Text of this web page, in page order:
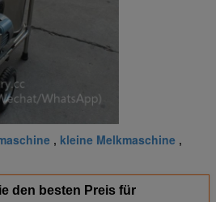
, kleine Melkmaschine ,
den besten Preis für